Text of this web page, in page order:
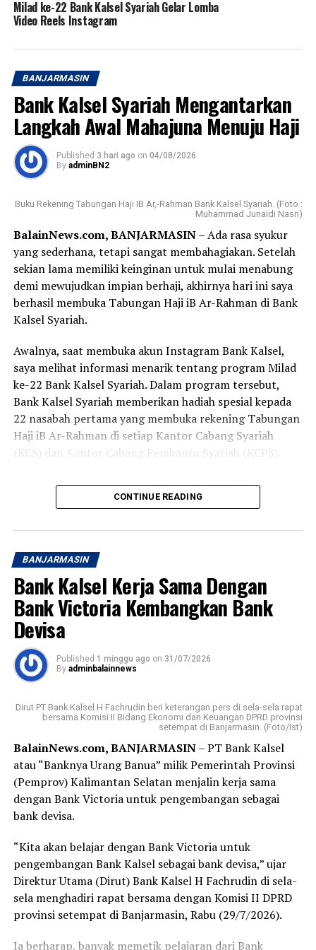
Milad ke-22 Bank Kalsel Syariah Gelar Lomba
Video Reels Instagram
BANJARMASIN
Bank Kalsel Syariah Mengantarkan
Langkah Awal Mahajuna Menuju Haji
Published 3 hari ago on 04/08/2026
By adminBN2
Buku Rekening Tabungan Haji IB Ar,-Rahman Bank Kalsel Syariah. (Foto :
Muhammad Junaidi Nasri)
BalainNews.com, BANJARMASIN– Ada rasa syukur
yang sederhana, tetapi sangat membahagiakan. Setelah
sekian lama memiliki keinginan untuk mulai menabung
demi mewujudkan impian berhaji, akhirnya hari ini saya
berhasil membuka Tabungan Haji iB Ar-Rahman di Bank
Kalsel Syariah.
Awalnya, saat membuka akun Instagram Bank Kalsel,
saya melihat informasi menarik tentang program Milad
ke-22 Bank Kalsel Syariah. Dalam program tersebut,
Bank Kalsel Syariah memberikan hadiah spesial kepada
22 nasabah pertama yang membuka rekening Tabungan
Haji iB Ar-Rahman di setiap Kantor Cabang Syariah
(KCS) dan Kantor Cabang Pembantu Syariah (KCPS).
Cukup dengan setoran awal di atas Rp220.000, nasabah
berkesempatan memperoleh voucher belanja senilai
Agustus 2026 di 13 Kantor Cabang Syariah dan Kantor
Cabang Pembantu Syariah Bank Kalsel Syariah yang
tersebar di Kalimantan Selatan.
Karena tanggal 1 dan 2 Agustus bertepatan dengan hari
Sabtu dan Minggu, saya baru bisa datang pada Senin
pagi ke Kantor Cabang Syariah Bank Kalsel Syariah di
Jalan S. Parman, Banjarmasin.
Sesampainya di sana, saya disambut dengan ramah oleh
nomor antrean. Yang membuat saya terkesan, bahkan
sebelum formulir selesai saya isi, nomor antrean saya
sudah dipanggil. Proses pembukaan rekening
berlangsung cepat, tertib, dan pelayanan yang diberikan
terasa ramah serta membantu.
Bagi sebagian orang, membuka rekening mungkin
langkah awal yang penuh makna. Tabungan Haji bukan
sekadar buku tabungan, melainkan ikhtiar kecil untuk
mendekatkan diri pada impian besar, yaitu memenuhi
panggilan Allah SWT ke Tanah Suci.
CONTINUE READING
BANJARMASIN
Bank Kalsel Kerja Sama Dengan
Bank Victoria Kembangkan Bank
Devisa
Published 1 minggu ago on 31/07/2026
By adminbalainnews
Dirut PT Bank Kalsel H Fachrudin beri keterangan pers di sela-sela rapat
bersama Komisi II Bidang Ekonomi dan Keuangan DPRD provinsi
setempat di Banjarmasin. (Foto/Ist)
BalainNews.com, BANJARMASIN– PT Bank Kalsel
atau “Banknya Urang Banua” milik Pemerintah Provinsi
(Pemprov) Kalimantan Selatan menjalin kerja sama
dengan Bank Victoria untuk pengembangan sebagai
bank devisa.
“Kita akan belajar dengan Bank Victoria untuk
pengembangan Bank Kalsel sebagai bank devisa,” ujar
Direktur Utama (Dirut) Bank Kalsel H Fachrudin di sela-
sela menghadiri rapat bersama dengan Komisi II DPRD
provinsi setempat di Banjarmasin, Rabu (29/7/2026).
Ia berharap, banyak memetik pelajaran dari Bank